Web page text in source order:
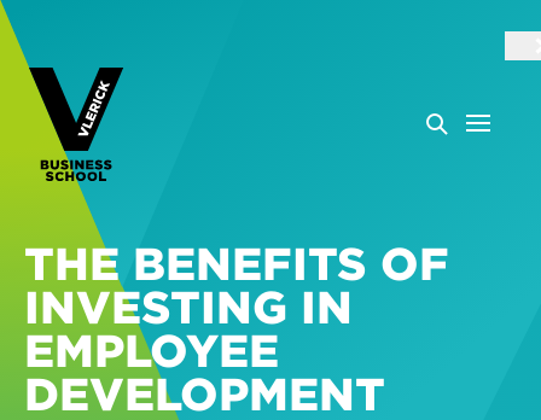
THE BENEFITS OF
INVESTING IN
EMPLOYEE
DEVELOPMENT